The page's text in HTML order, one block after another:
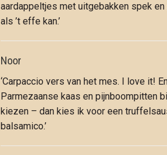
aardappeltjes met uitgebakken spek
als ’t effe kan.’
Noor
‘Carpaccio vers van het mes. I love it!
Parmezaanse kaas en pijnboompitten
kiezen – dan kies ik voor een
balsamico.’